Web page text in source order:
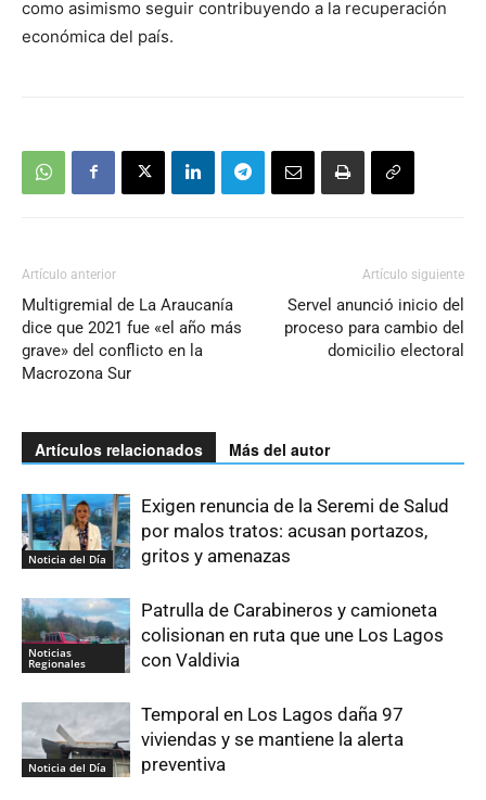
como asimismo seguir contribuyendo a la recuperación
económica del país.
Artículo anterior
Multigremial de La Araucanía
dice que 2021 fue «el año más
grave» del conflicto en la
Macrozona Sur
Artículo siguiente
Servel anunció inicio del
proceso para cambio del
domicilio electoral
Artículos relacionados Más del autor
Noticia del Día
Exigen renuncia de la Seremi de Salud
por malos tratos: acusan portazos,
gritos y amenazas
Noticias
Regionales
Patrulla de Carabineros y camioneta
colisionan en ruta que une Los Lagos
con Valdivia
Noticia del Día
Temporal en Los Lagos daña 97
viviendas y se mantiene la alerta
preventiva